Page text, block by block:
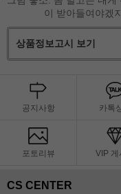
이 받아들여야겠
상품정보고시 보기
공지사항 카톡
포토리뷰 VIP 게
CS CENTER